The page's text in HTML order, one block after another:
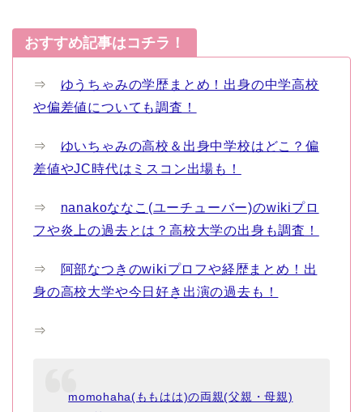
おすすめ記事はコチラ！
⇒ ゆうちゃみの学歴まとめ！出身の中学高校
や偏差値についても調査！
⇒ ゆいちゃみの高校＆出身中学校はどこ？偏
差値やJC時代はミスコン出場も！
⇒ nanakoななこ(ユーチューバー)のwikiプロ
フや炎上の過去とは？高校大学の出身も調査！
⇒
阿部なつきのwikiプロフや経歴まとめ！出
身の高校大学や今日好き出演の過去も！
⇒
momohaha(ももはは)の両親(父親・母親)